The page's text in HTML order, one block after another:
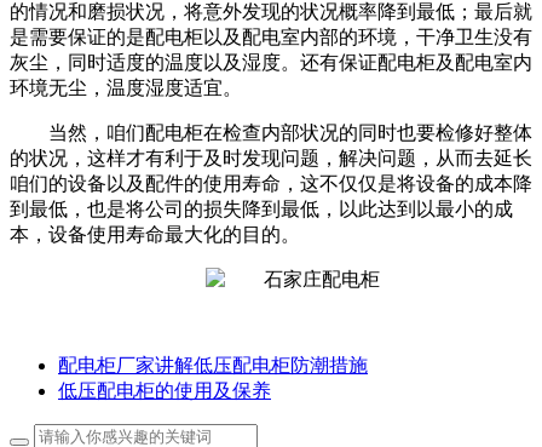
的情况和磨损状况，将意外发现的状况概率降到最低；最后就
是需要保证的是配电柜以及配电室内部的环境，干净卫生没有
灰尘，同时适度的温度以及湿度。还有保证配电柜及配电室内
环境无尘，温度湿度适宜。
当然，咱们配电柜在检查内部状况的同时也要检修好整体
的状况，这样才有利于及时发现问题，解决问题，从而去延长
咱们的设备以及配件的使用寿命，这不仅仅是将设备的成本降
到最低，也是将公司的损失降到最低，以此达到以最小的成
本，设备使用寿命最大化的目的。
配电柜厂家讲解低压配电柜防潮措施
低压配电柜的使用及保养